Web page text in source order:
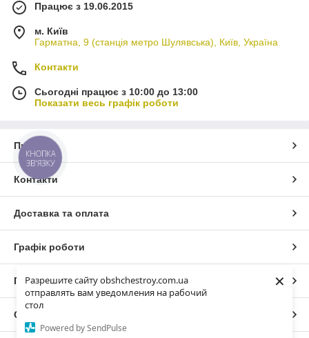
Разрешите сайту obshchestroy.com.ua
отправлять вам уведомления на рабочий
стол
Powered by SendPulse
×
Працює з 19.06.2015
м. Київ
Гарматна, 9 (станція метро Шулявська), Київ, Україна
Контакти
Сьогодні працює з 10:00 до 13:00
Показати весь графік роботи
Про нас
Контакти
Доставка та оплата
Графік роботи
Повна версія сайту
Сайт створено на маркетплейсі
КНОПКА
ЗВ'ЯЗКУ